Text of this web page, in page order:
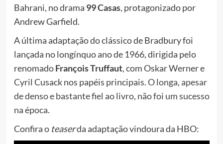
Bahrani, no drama 99 Casas, protagonizado por
Andrew Garfield.
A última adaptação do clássico de Bradbury foi
lançada no longínquo ano de 1966, dirigida pelo
renomadoFrançois Truffaut, com Oskar Werner e
Cyril Cusack nos papéis principais.O longa, apesar
de denso e bastante fiel ao livro, não foi um sucesso
na época.
Confira o teaserda adaptação vindoura da HBO: